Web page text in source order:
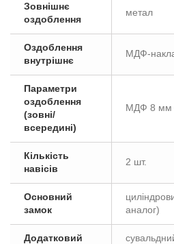
Зовнішнє
оздоблення
метал
Оздоблення
внутрішнє
МДФ-
Параметри
оздоблення
(зовні/
всередині)
МДФ 8 мм
Кількість
навісів
2 шт.
Основний
замок
аналог)
Додатковий